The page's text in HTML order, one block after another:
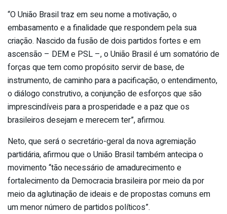
“O União Brasil traz em seu nome a motivação, o
embasamento e a finalidade que respondem pela sua
criação. Nascido da fusão de dois partidos fortes e em
ascensão – DEM e PSL –, o União Brasil é um somatório de
forças que tem como propósito servir de base, de
instrumento, de caminho para a pacificação, o entendimento,
o diálogo construtivo, a conjunção de esforços que são
imprescindíveis para a prosperidade e a paz que os
brasileiros desejam e merecem ter”, afirmou.
Neto, que será o secretário-geral da nova agremiação
partidária, afirmou que o União Brasil também antecipa o
movimento “tão necessário de amadurecimento e
fortalecimento da Democracia brasileira por meio da por
meio da aglutinação de ideais e de propostas comuns em
um menor número de partidos políticos”.